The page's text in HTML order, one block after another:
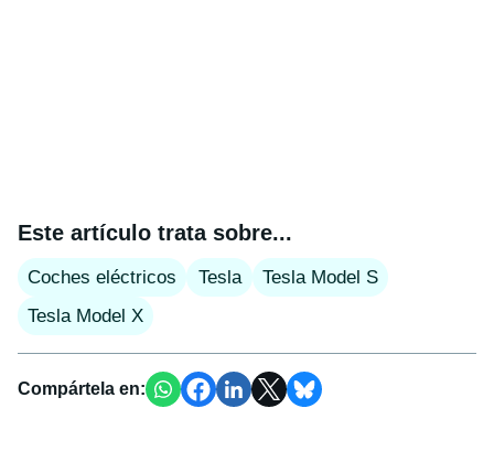
Este artículo trata sobre...
Coches eléctricos Tesla
Tesla Model S
Tesla Model X
Compártela en: